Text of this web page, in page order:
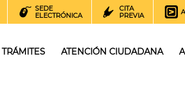
SEDE
ELECTRÓNICA
CITA
PREVIA
TRÁMITES ATENCIÓN CIUDADANA